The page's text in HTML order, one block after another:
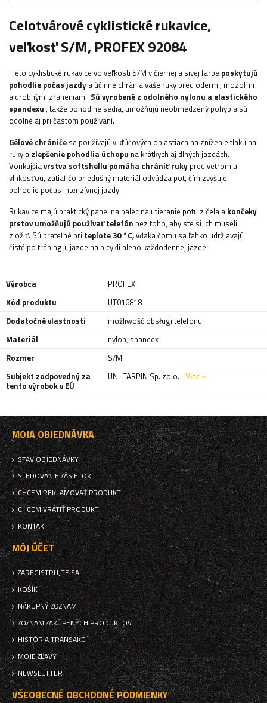
Celotvárové cyklistické rukavice,
veľkosť S/M, PROFEX 92084
Tieto cyklistické rukavice vo veľkosti S/M v čiernej a sivej farbe poskytujú
pohodlie počas jazdy a účinne chránia vaše ruky pred odermi, mozoľmi
a drobnými zraneniami. Sú vyrobené z odolného nylonu a elastického
spandexu , takže pohodlne sedia, umožňujú neobmedzený pohyb a sú
odolné aj pri častom používaní.
Gélové chrániče sa používajú v kľúčových oblastiach na zníženie tlaku na
ruky a zlepšenie pohodlia úchopu na krátkych aj dlhých jazdách.
Vonkajšiavrstva softshellu pomáha chrániť ruky pred vetrom a
vlhkosťou, zatiaľ čo priedušný materiál odvádza pot, čím zvyšuje
pohodlie počas intenzívnej jazdy.
Rukavice majú praktický panel na palec na utieranie potu z čela a končeky
prstov umožňujú používať telefón bez toho, aby ste si ich museli
zložiť. Sú prateľné pri teplote 30 °C,vďaka čomu sa ľahko udržiavajú
čisté po tréningu, jazde na bicykli alebo každodennej jazde.
Výrobca
PROFEX
Kód produktu
UT016818
Dodatočné vlastnosti
możliwość obsługi telefonu
Materiál
nylon, spandex
Rozmer
S/M
Subjekt zodpovedný za
tento výrobok v EÚ
UNI-TARPIN Sp. zo.o. Viac
MOJA OBJEDNÁVKA
STAV OBJEDNÁVKY
SLEDOVANIE ZÁSIELOK
CHCEM REKLAMOVAŤ PRODUKT
CHCEM VRÁTIŤ PRODUKT
KONTAKT
MÔJ ÚČET
ZAREGISTRUJTE SA
KOŠÍK
NÁKUPNÝ ZOZNAM
ZOZNAM ZAKÚPENÝCH PRODUKTOV
HISTÓRIA TRANSAKCIÍ
MOJE ZĽAVY
NEWSLETTER
VŠEOBECNÉ OBCHODNÉ PODMIENKY